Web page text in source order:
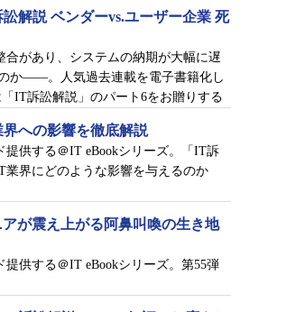
解説 ベンダーvs.ユーザー企業 死
があり、システムの納期が大幅に遅
か――。人気過去連載を電子書籍化し
IT訴訟解説」のパート6をお贈りする
への影響を徹底解説
供する＠IT eBookシリーズ。「IT訴
業界にどのような影響を与えるのか
が震え上がる阿鼻叫喚の生き地
供する＠IT eBookシリーズ。第55弾